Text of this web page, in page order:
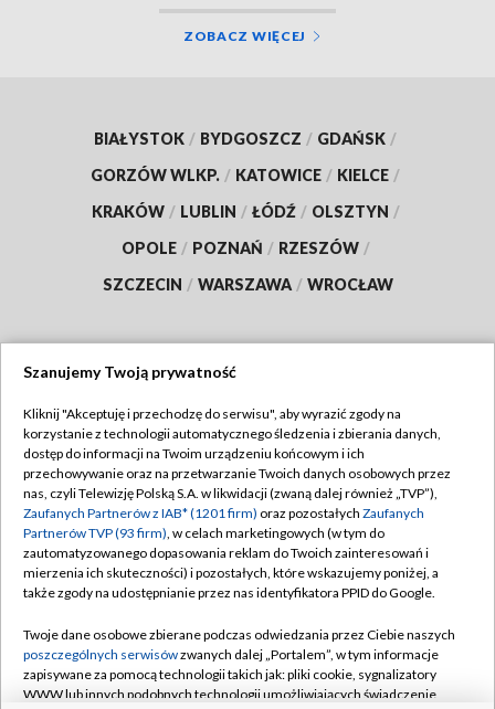
ZOBACZ WIĘCEJ
BIAŁYSTOK / BYDGOSZCZ / GDAŃSK /
GORZÓW WLKP. / KATOWICE / KIELCE /
KRAKÓW / LUBLIN / ŁÓDŹ / OLSZTYN /
OPOLE / POZNAŃ / RZESZÓW /
SZCZECIN / WARSZAWA / WROCŁAW
TVP
Abonament TVP
Emisja w TVP
Centrum informacji TVP
Naziemna Telewizja Cyfrowa
Rada Programowa
System NOS
Regulamin TVP
Polityka prywatności
Moje zgody
Pomoc
Kontakt
Szanujemy Twoją prywatność
Kliknij "Akceptuję i przechodzę do serwisu", aby wyrazić zgody na
korzystanie z technologii automatycznego śledzenia i zbierania danych,
dostęp do informacji na Twoim urządzeniu końcowym i ich
przechowywanie oraz na przetwarzanie Twoich danych osobowych przez
nas, czyli Telewizję Polską S.A. w likwidacji (zwaną dalej również „TVP”),
Zaufanych Partnerów z IAB* (1201 firm) oraz pozostałych Zaufanych
Partnerów TVP (93 firm), w celach marketingowych (w tym do
zautomatyzowanego dopasowania reklam do Twoich zainteresowań i
mierzenia ich skuteczności) i pozostałych, które wskazujemy poniżej, a
także zgody na udostępnianie przez nas identyfikatora PPID do Google.
Twoje dane osobowe zbierane podczas odwiedzania przez Ciebie naszych
poszczególnych serwisówzwanych dalej „Portalem”, w tym informacje
zapisywane za pomocą technologii takich jak: pliki cookie, sygnalizatory
WWW lub innych podobnych technologii umożliwiających świadczenie